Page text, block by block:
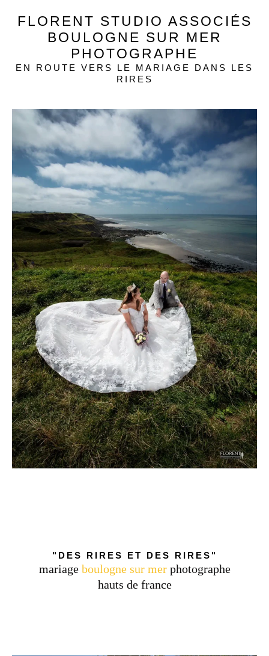
FLORENT STUDIO ASSOCIÉS
BOULOGNE SUR MER
PHOTOGRAPHE
EN ROUTE VERS LE MARIAGE DANS LES
RIRES
"DES RIRES ET DES RIRES"
mariage boulogne sur merphotographe
hauts de france